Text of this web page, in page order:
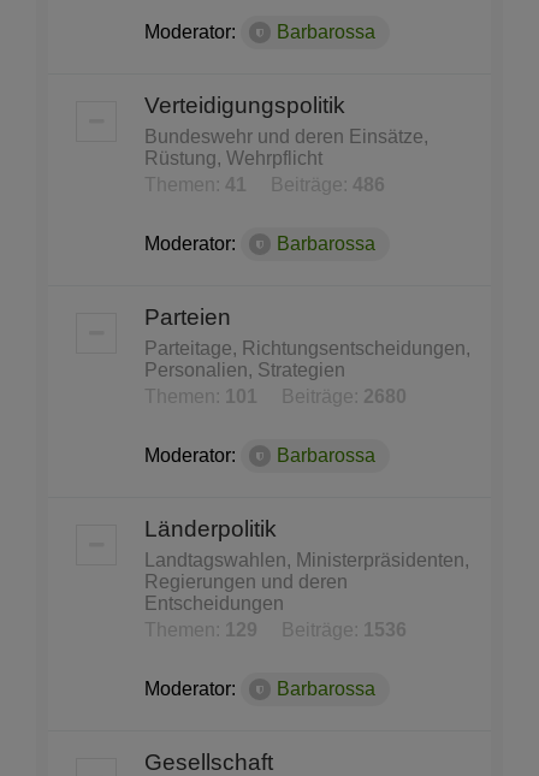
Moderator: Barbarossa
Verteidigungspolitik
Bundeswehr und deren Einsätze,
Rüstung, Wehrpflicht
Themen: 41 Beiträge: 486
Moderator: Barbarossa
Parteien
Parteitage, Richtungsentscheidungen,
Personalien, Strategien
Themen:
101 Beiträge: 2680
Moderator: Barbarossa
Länderpolitik
Landtagswahlen, Ministerpräsidenten,
Regierungen und deren
Entscheidungen
Themen:
129 Beiträge: 1536
Moderator: Barbarossa
Gesellschaft